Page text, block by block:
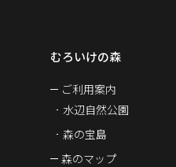
むろいけの森
ご利用案内
水辺自然公園
森の宝島
森のマップ